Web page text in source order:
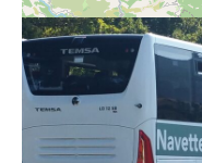
Pour réaliser
prendre sa voiture,
Vous venez de Riez,
et Castellane…
Zou 450.